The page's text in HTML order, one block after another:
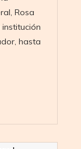
Rosa
hasta